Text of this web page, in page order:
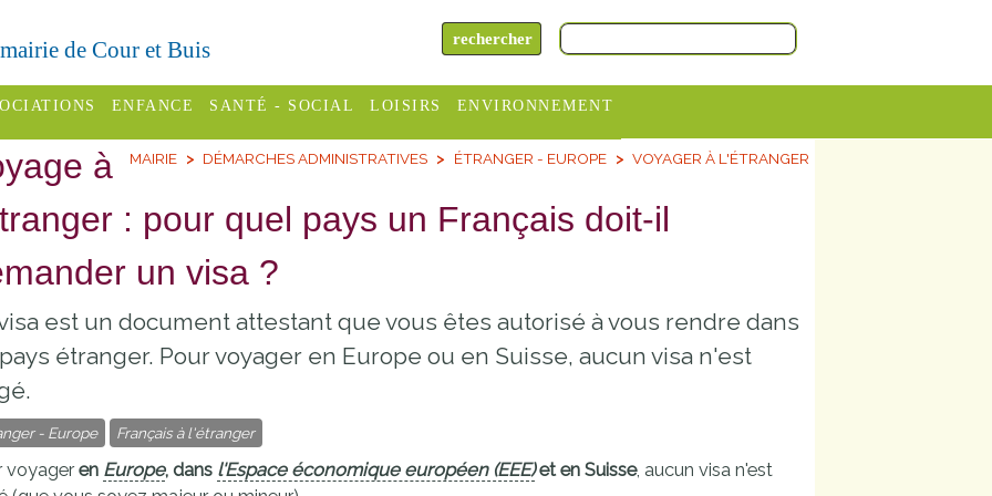
de Cour et Buis
des
Varèze
ENFANCE
Assistantes
Relais
assistante
Pôle petite
Etablissements
SANTÉ - SOCIAL
Centres
ADMR
Conseil
Le SSIAD
des Trois
LOISIRS
Cinémas
Sélection
d'activité
ENVIRONNEMENT
Horaires
Redevance
SITCOM
MAIRIE DÉMARCHES ADMINISTRATIVES ÉTRANGER - EUROPE VOYAGER À L'ÉTRANGER
à
: pour quel pays un Français doit-il
un visa ?
est un document attestant que vous êtes autorisé à vous rendre dans
étranger. Pour voyager en Europe ou en Suisse, aucun visa n'est
- Europe Français à l'étranger
voyageren Europe, dans l'Espace économique européen (EEE)et en Suisse, aucun visa n'est